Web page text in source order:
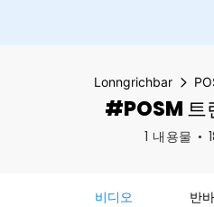
Lonngrichbar
#POSM 트
1 내용물
비디오 반